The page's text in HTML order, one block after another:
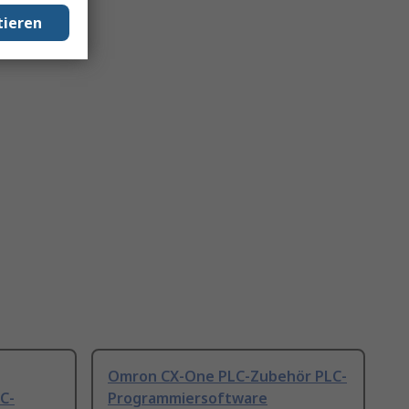
Omron CX-One PLC-Zubehör PLC-
Programmiersoftware